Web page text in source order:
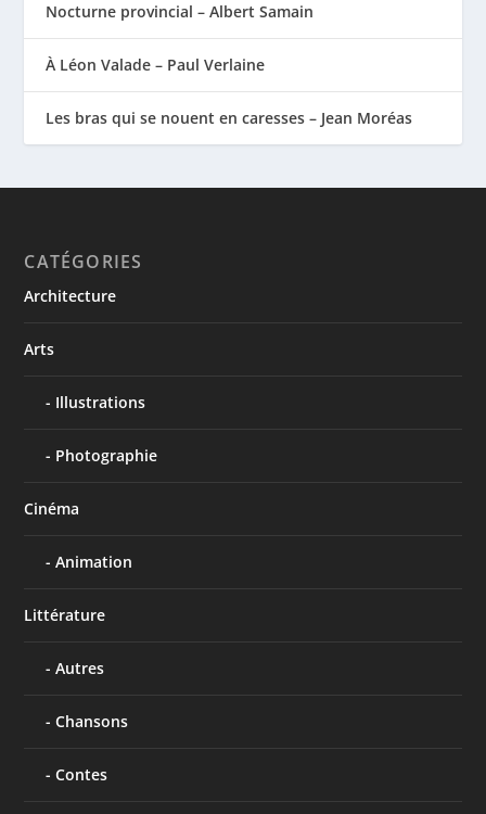
Nocturne provincial – Albert Samain
À Léon Valade – Paul Verlaine
Les bras qui se nouent en caresses – Jean Moréas
CATÉGORIES
Architecture
Arts
Illustrations
Photographie
Cinéma
Animation
Littérature
Autres
Chansons
Contes